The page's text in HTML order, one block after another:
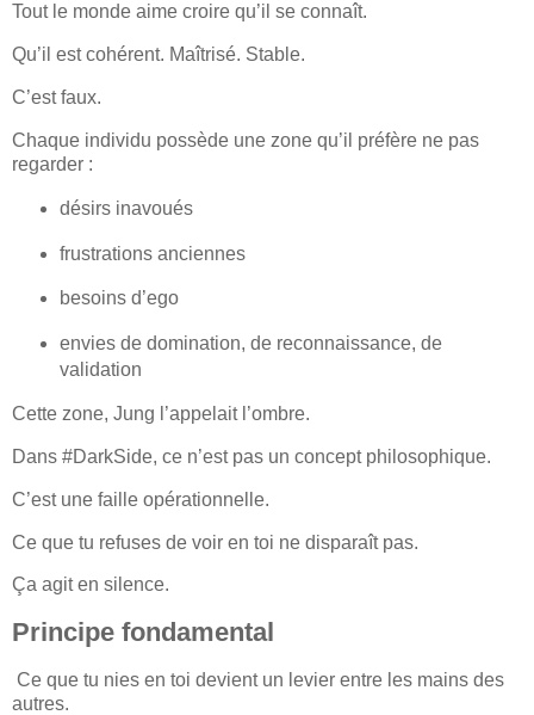
Tout le monde aime croire qu’il se connaît.
Qu’il est cohérent. Maîtrisé. Stable.
C’est faux.
Chaque individu possède une zone qu’il préfère ne pas
regarder :
désirs inavoués
frustrations anciennes
besoins d’ego
envies de domination, de reconnaissance, de
validation
Cette zone, Jung l’appelait l’ombre.
Dans #DarkSide, ce n’est pas un concept philosophique.
C’est une faille opérationnelle.
Ce que tu refuses de voir en toi ne disparaît pas.
Ça agit en silence.
Principe fondamental
Ce que tu nies en toi devient un levier entre les mains des
autres.